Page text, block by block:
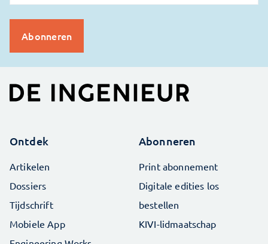
Ontdek
Artikelen
Dossiers
Tijdschrift
Mobiele App
Abonneren
Print abonnement
Digitale edities los
bestellen
KIVI-lidmaatschap